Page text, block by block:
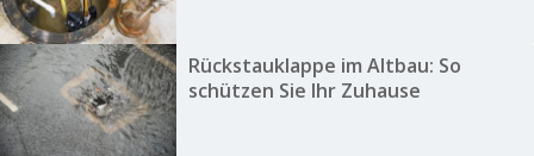
Rückstauklappe im Altbau: So
schützen Sie Ihr Zuhause